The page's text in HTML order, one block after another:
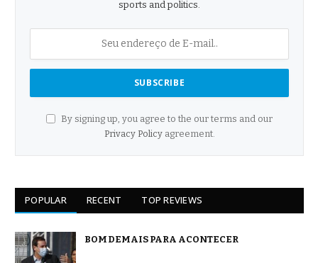
sports and politics.
By signing up, you agree to the our terms and our
Privacy Policyagreement.
POPULAR RECENT TOP REVIEWS
BOM DEMAIS PARA ACONTECER